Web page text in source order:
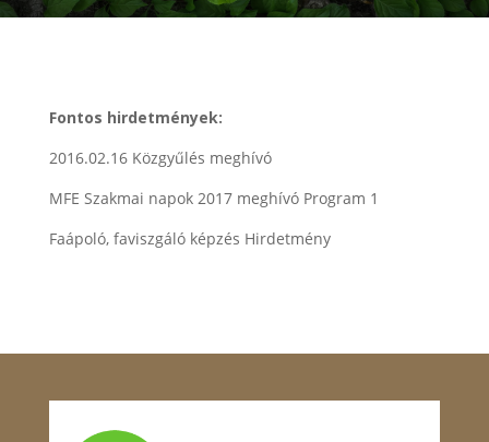
Fontos hirdetmények:
2016.02.16 Közgyűlés meghívó
MFE Szakmai napok 2017 meghívó Program 1
Faápoló, faviszgáló képzés Hirdetmény